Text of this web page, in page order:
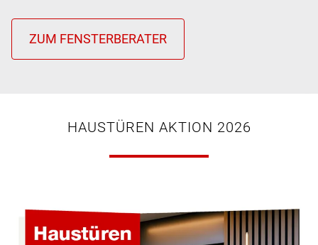
HAUSTÜREN AKTION 2026